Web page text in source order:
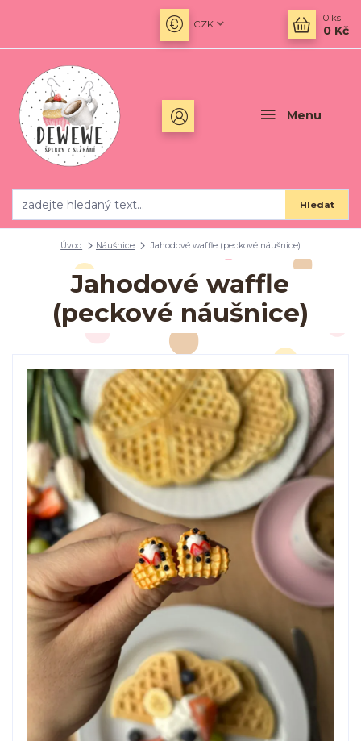
Menu
CZK
Hledat
0 ks
0 Kč
Úvod Náušnice Jahodové waffle (peckové náušnice)
Jahodové waffle
(peckové náušnice)